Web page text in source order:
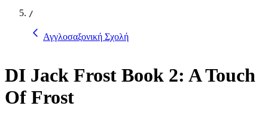
/
Αγγλοσαξονική Σχολή
DI Jack Frost Book 2: A Touch
Of Frost